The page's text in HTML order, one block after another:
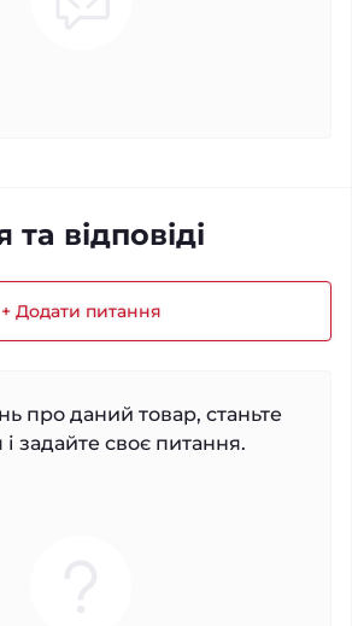
відповіді
+ Додати питання
про даний товар, станьте
задайте своє питання.